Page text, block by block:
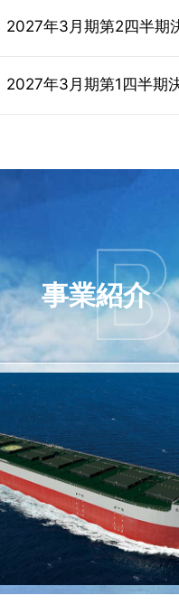
2027年3月期第2四半期
2027年3月期第1四半期
2027年3月期第2四半
2027年3月期第1四半期
2027年３月期 第１四半
2026年度第１四半期 決
海運市況を更新しました
川崎汽船研修所、低引
「令和8年熊本地震」に
「世界海洋デー」に合
ESG指数「
JPX Blossom Japan
フィリピン・ミンダナ
事業紹介